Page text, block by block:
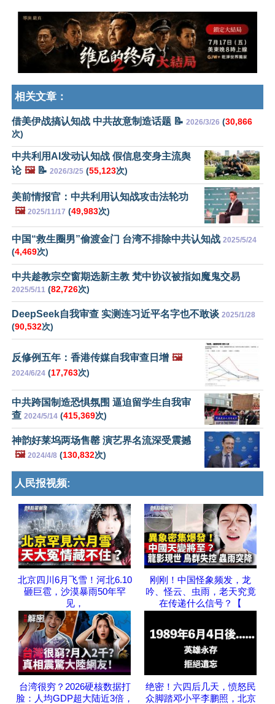
相关文章：
借美伊战搞认知战 中共故意制造话题 📝 2026/3/26 (30,866
次)
中共利用AI发动认知战 假信息变身主流舆
论 🖼️📝 2026/3/25 (55,123次)
美前情报官：中共利用认知战攻击法轮功
🖼️ 2025/11/17 (49,983次)
中国“救生圈男”偷渡金门 台湾不排除中共认知战 2025/5/24
(4,469次)
中共趁教宗空窗期选新主教 梵中协议被指如魔鬼交易
2025/5/11 (82,726次)
DeepSeek自我审查 实测连习近平名字也不敢谈 2025/1/28
(90,532次)
反修例五年：香港传媒自我审查日增 🖼️
2024/6/24 (17,763次)
中共跨国制造恐惧氛围 逼迫留学生自我审
查 2024/5/14 (415,369次)
神韵好莱坞两场售罄 演艺界名流深受震撼
🖼️ 2024/4/8 (130,832次)
人民报视频:
北京四川6月飞雪！河北6.10
砸巨雹，沙漠暴雨50年罕
见，
刚刚！中国怪象频发，龙
吟、怪云、虫雨，老天究竟
在传递什么信号？【
台湾很穷？2026硬核数据打
脸：人均GDP超大陆近3倍，
绝密！六四后几天，愤怒民
众脚踏邓小平李鹏照，北京